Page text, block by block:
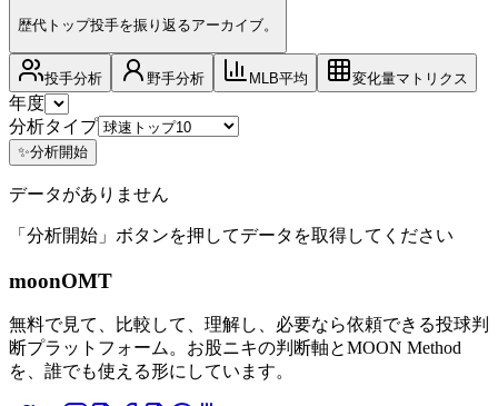
歴代トップ投手を振り返るアーカイブ。
投手分析 野手分析 MLB平均 変化量マトリクス
年度
分析タイプ
✨分析開始
データがありません
「分析開始」ボタンを押してデータを取得してください
moonOMT
無料で見て、比較して、理解し、必要なら依頼できる投球判
断プラットフォーム。お股ニキの判断軸とMOON Method
を、誰でも使える形にしています。